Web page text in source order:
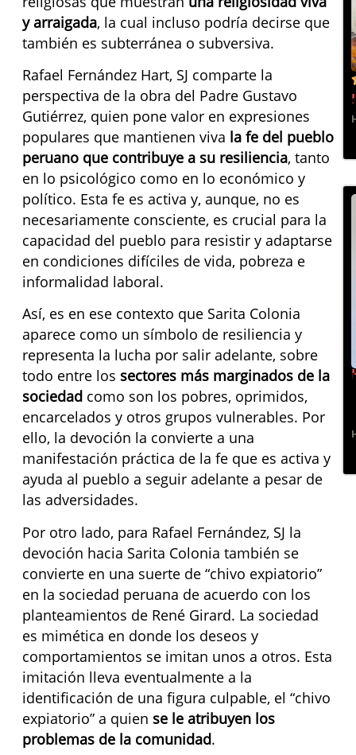
y arraigada, la cual incluso podría decirse que
también es subterránea o subversiva.
Rafael Fernández Hart, SJ comparte la
perspectiva de la obra del Padre Gustavo
Gutiérrez, quien pone valor en expresiones
populares que mantienen viva la fe del pueblo
peruano que contribuye a su resiliencia, tanto
en lo psicológico como en lo económico y
político. Esta fe es activa y, aunque, no es
necesariamente consciente, es crucial para la
capacidad del pueblo para resistir y adaptarse
en condiciones difíciles de vida, pobreza e
informalidad laboral.
Así, es en ese contexto que Sarita Colonia
aparece como un símbolo de resiliencia y
representa la lucha por salir adelante, sobre
todo entre los sectores más marginados de la
sociedad como son los pobres, oprimidos,
encarcelados y otros grupos vulnerables. Por
ello, la devoción la convierte a una
manifestación práctica de la fe que es activa y
ayuda al pueblo a seguir adelante a pesar de
las adversidades.
Por otro lado, para Rafael Fernández, SJ la
devoción hacia Sarita Colonia también se
convierte en una suerte de “chivo expiatorio”
en la sociedad peruana de acuerdo con los
planteamientos de René Girard. La sociedad
es mimética en donde los deseos y
comportamientos se imitan unos a otros. Esta
imitación lleva eventualmente a la
identificación de una figura culpable, el “chivo
expiatorio” a quien se le atribuyen los
problemas de la comunidad.